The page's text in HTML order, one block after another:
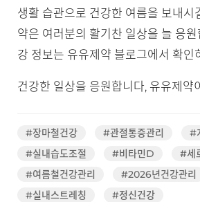
생활 습관으로 건강한 여름을 보내시
약은 여러분의 활기찬 일상을 늘 응
강 정보는 유유제약 블로그에서 확인
건강한 일상을 응원합니다, 유유제약
#장마철건강 #관절통증관리
#
#실내습도조절
#비타민D
#세
#여름철건강관리
#2026년건강관리
#실내스트레칭
#정신건강